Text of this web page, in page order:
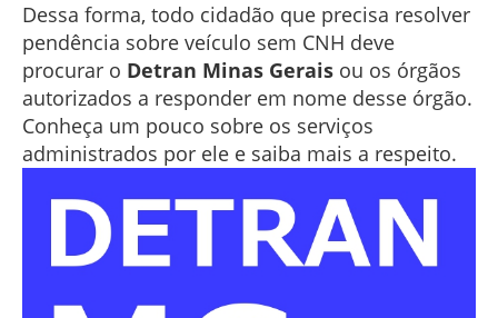
Dessa forma, todo cidadão que precisa resolver
pendência sobre veículo sem CNH deve
procurar o Detran Minas Gerais ou os órgãos
autorizados a responder em nome desse órgão.
Conheça um pouco sobre os serviços
administrados por ele e saiba mais a respeito.